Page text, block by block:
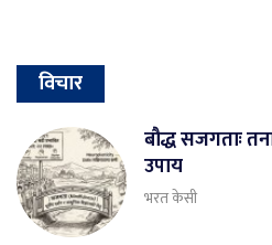
विचार
बौद्ध सजगताः
उपाय
भरत केसी